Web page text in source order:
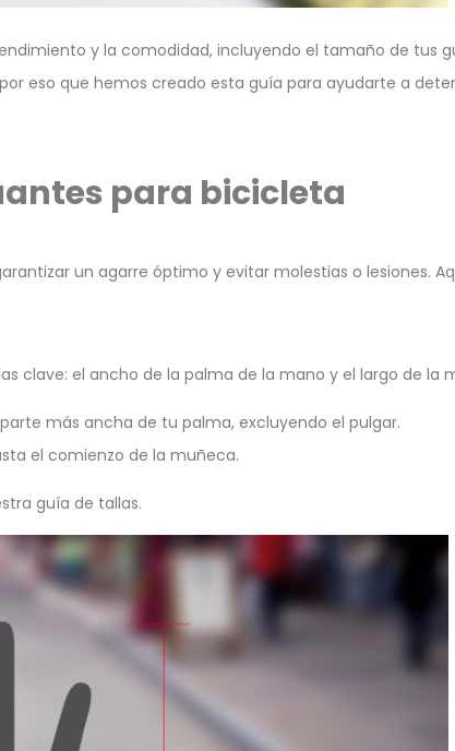
y la comodidad, incluyendo el tamaño de tus
eso que hemos creado esta guía para ayudarte a
para bicicleta
un agarre óptimo y evitar molestias o lesiones.
clave: el ancho de la palma de la mano y el largo de la
más ancha de tu palma, excluyendo el pulgar.
el comienzo de la muñeca.
guía de tallas.